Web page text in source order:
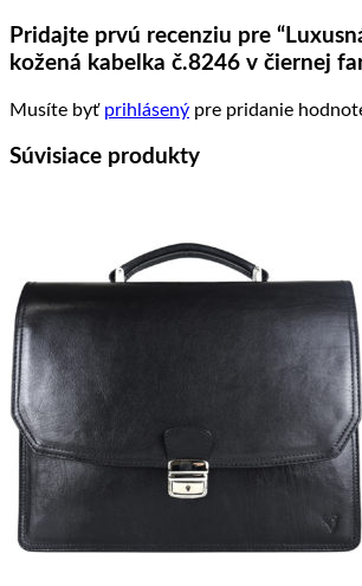
Pridajte prvú recenziu pre
kožená kabelka č.8246 v čiernej
Musíte byť prihlásený pre pridanie
Súvisiace produkty